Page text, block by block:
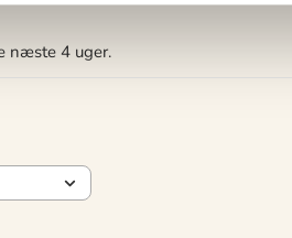
næste 4 uger.